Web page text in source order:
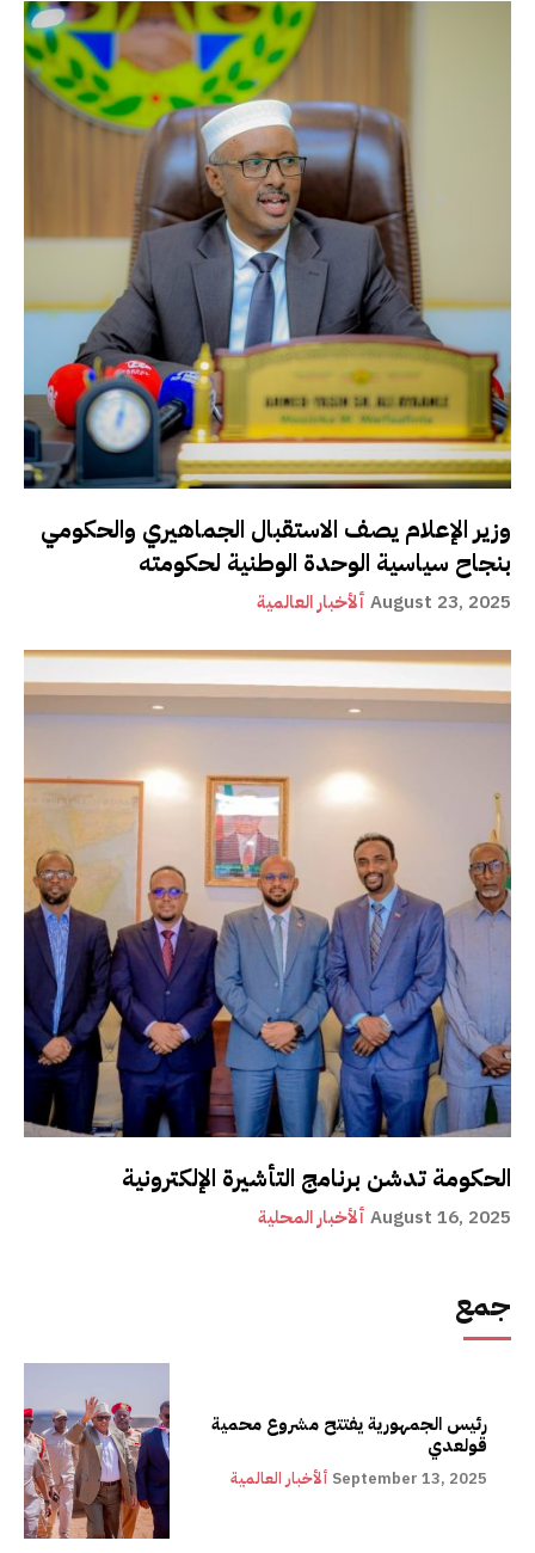
وزير الإعلام يصف الاستقبال الجماهيري والحكومي
بنجاح سياسية الوحدة الوطنية لحكومته
ألأخبار العالمية August 23, 2025
الحكومة تدشن برنامج التأشيرة الإلكترونية
ألأخبار المحلية August 16, 2025
جمع
رئيس الجمهورية يفتتح مشروع محمية
قولعدي
ألأخبار العالمية September 13, 2025